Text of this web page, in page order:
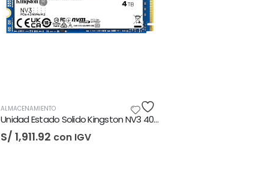
ALMACENAMIENTO
Unidad Estado Solido Kingston NV3 4000GB
S/ 1,911.92 con IGV